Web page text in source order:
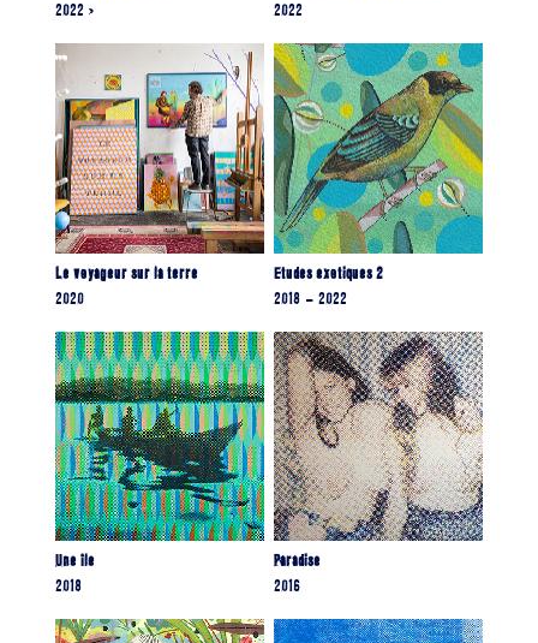
2022 >
2022
Le voyageur sur la terre
2020
Etudes exotiques 2
2018 – 2022
Une île
2018
Paradise
2016